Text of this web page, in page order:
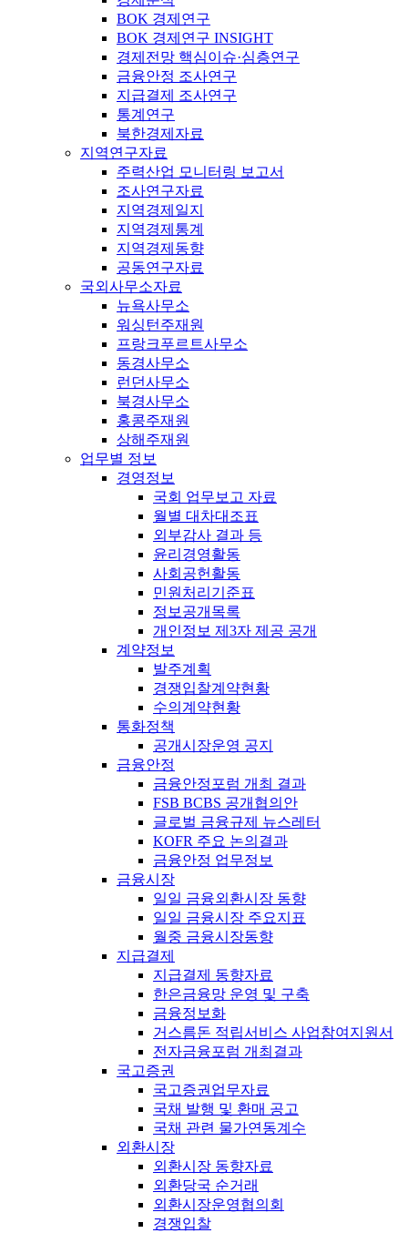
BOK 경제연구
BOK 경제연구 INSIGHT
경제전망 핵심이슈·심층연구
금융안정 조사연구
지급결제 조사연구
통계연구
북한경제자료
지역연구자료
주력산업 모니터링 보고서
조사연구자료
지역경제일지
지역경제통계
지역경제동향
공동연구자료
국외사무소자료
뉴욕사무소
워싱턴주재원
프랑크푸르트사무소
동경사무소
런던사무소
북경사무소
홍콩주재원
상해주재원
업무별 정보
경영정보
국회 업무보고 자료
월별 대차대조표
외부감사 결과 등
윤리경영활동
사회공헌활동
민원처리기준표
정보공개목록
개인정보 제3자 제공 공개
계약정보
발주계획
경쟁입찰계약현황
수의계약현황
통화정책
공개시장운영 공지
금융안정
금융안정포럼 개최 결과
FSB BCBS 공개협의안
글로벌 금융규제 뉴스레터
KOFR 주요 논의결과
금융안정 업무정보
금융시장
일일 금융외환시장 동향
일일 금융시장 주요지표
월중 금융시장동향
지급결제
지급결제 동향자료
한은금융망 운영 및 구축
금융정보화
거스름돈 적립서비스 사업참여지원서
전자금융포럼 개최결과
국고증권
국고증권업무자료
국채 발행 및 환매 공고
국채 관련 물가연동계수
외환시장
외환시장 동향자료
외환당국 순거래
외환시장운영협의회
경쟁입찰